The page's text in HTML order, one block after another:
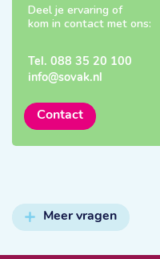
Deel je ervaring of
kom in contact met ons:
Tel. 088 35 20 100
info@sovak.nl
Contact
Meer vragen